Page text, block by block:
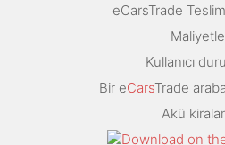
eCarsTrade
Kullanıcı
Bir eCarsTrade
Akü